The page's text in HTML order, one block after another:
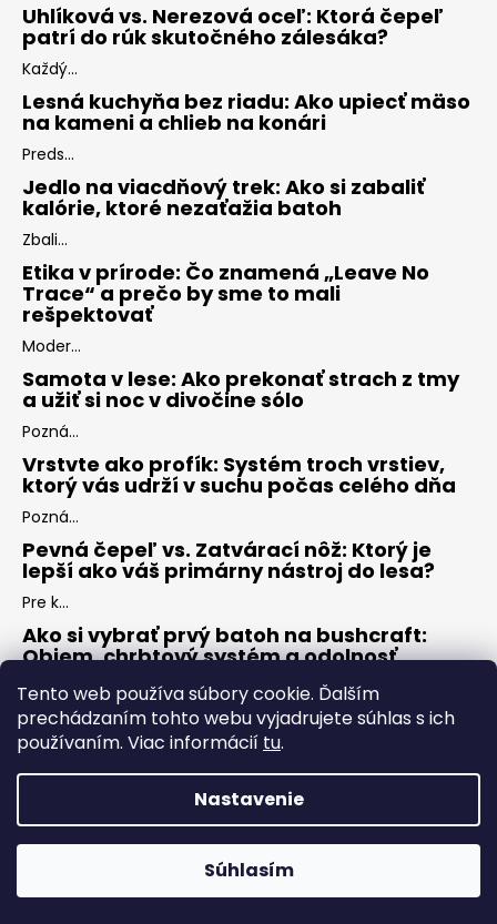
Tento web používa súbory cookie. Ďalším
prechádzaním tohto webu vyjadrujete súhlas s ich
používaním. Viac informácií tu.
Nastavenie
Súhlasím
Uhlíková vs. Nerezová oceľ: Ktorá čepeľ
patrí do rúk skutočného zálesáka?
Každý...
Lesná kuchyňa bez riadu: Ako upiecť mäso
na kameni a chlieb na konári
Preds...
Jedlo na viacdňový trek: Ako si zabaliť
kalórie, ktoré nezaťažia batoh
Zbali...
Etika v prírode: Čo znamená „Leave No
Trace“ a prečo by sme to mali
rešpektovať
Moder...
Samota v lese: Ako prekonať strach z tmy
a užiť si noc v divočine sólo
Pozná...
Vrstvte ako profík: Systém troch vrstiev,
ktorý vás udrží v suchu počas celého dňa
Pozná...
Pevná čepeľ vs. Zatvárací nôž: Ktorý je
lepší ako váš primárny nástroj do lesa?
Pre k...
Ako si vybrať prvý batoh na bushcraft:
Objem, chrbtový systém a odolnosť
Keď s...
ARCHÍV
Copyright 2026ZÁLESÁK. Všetky práva vyhradené.Upraviť
nastavenie cookies